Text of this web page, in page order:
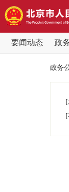
要闻动态 政
政务